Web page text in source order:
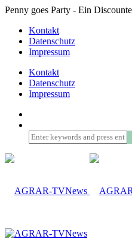
Penny goes Party - Ein
Kontakt
Datenschutz
Impressum
Kontakt
Datenschutz
Impressum